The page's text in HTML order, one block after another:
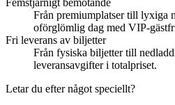
Från premiumplatser till lyxiga
oförglömlig dag med
Fri leverans av biljetter
Från fysiska biljetter till
leveransavgifter i totalpriset.
Letar du efter något speciellt?